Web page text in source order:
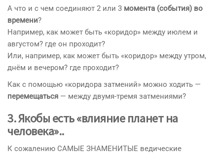
А что и с чем соединяют 2 или 3 момента (события) во
времени?
Например, как может быть «коридор» между июлем и
августом? где он проходит?
Или, например, как может быть «коридор» между утром,
днём и вечером? где проходит?
Как с помощью «коридора затмений» можно ходить —
перемещаться — между двумя-тремя затмениями?
3. Якобы есть «влияние планет на
человека»..
К сожалению САМЫЕ ЗНАМЕНИТЫЕ ведические